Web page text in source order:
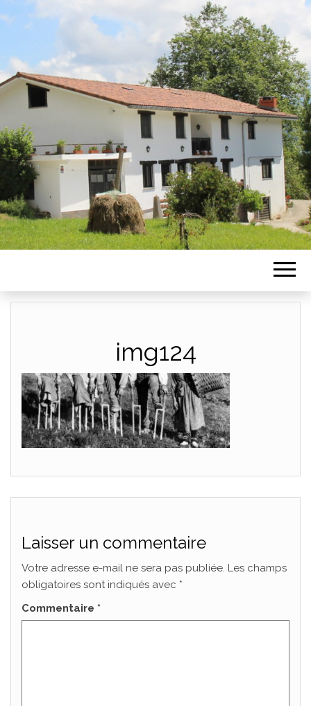
img124
Laisser un commentaire
Votre adresse e-mail ne sera pas publiée. Les champs
obligatoires sont indiqués avec *
Commentaire *